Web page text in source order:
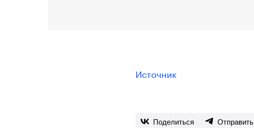
Источник
Поделиться Отправить